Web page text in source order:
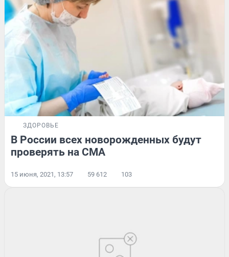
ЗДОРОВЬЕ
В России всех новорожденных будут
проверять на СМА
15 июня, 2021, 13:57 59 612 103